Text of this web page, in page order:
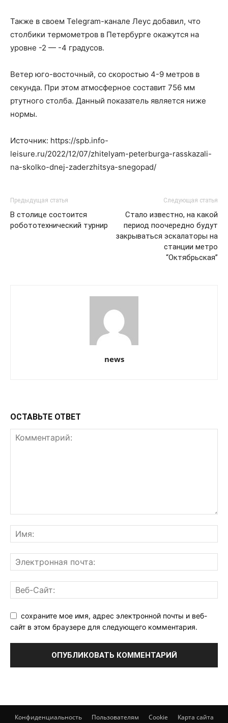
Также в своем Telegram-канале Леус добавил, что
столбики термометров в Петербурге окажутся на
уровне -2 — -4 градусов.
Ветер юго-восточный, со скоростью 4-9 метров в
секунда. При этом атмосферное составит 756 мм
ртутного столба. Данный показатель является ниже
нормы.
Источник: https://spb.info-
leisure.ru/2022/12/07/zhitelyam-peterburga-rasskazali-
na-skolko-dnej-zaderzhitsya-snegopad/
Предыдущая статья
В столице состоится
робототехнический турнир
Следующая статья
Стало известно, на какой
период поочередно будут
закрываться эскалаторы на
станции метро
“Октябрьская”
news
ОСТАВЬТЕ ОТВЕТ
сохраните мое имя, адрес электронной почты и веб-
сайт в этом браузере для следующего комментария.
Конфиденциальность Пользователям Cookie Карта сайта